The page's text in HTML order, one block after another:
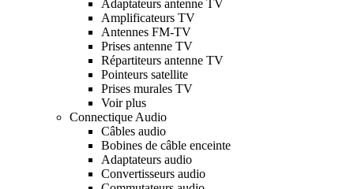
Adaptateurs antenne TV
Amplificateurs TV
Antennes FM-TV
Prises antenne TV
Répartiteurs antenne TV
Pointeurs satellite
Prises murales TV
Voir plus
Connectique Audio
Câbles audio
Bobines de câble enceinte
Adaptateurs audio
Convertisseurs audio